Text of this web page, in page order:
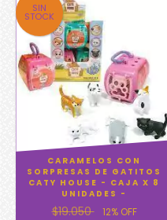
SIN
STOCK
CARAMELOS CON
SORPRESAS DE GATITOS
CATY HOUSE - CAJA X 8
UNIDADES -
$19.050 12% OFF